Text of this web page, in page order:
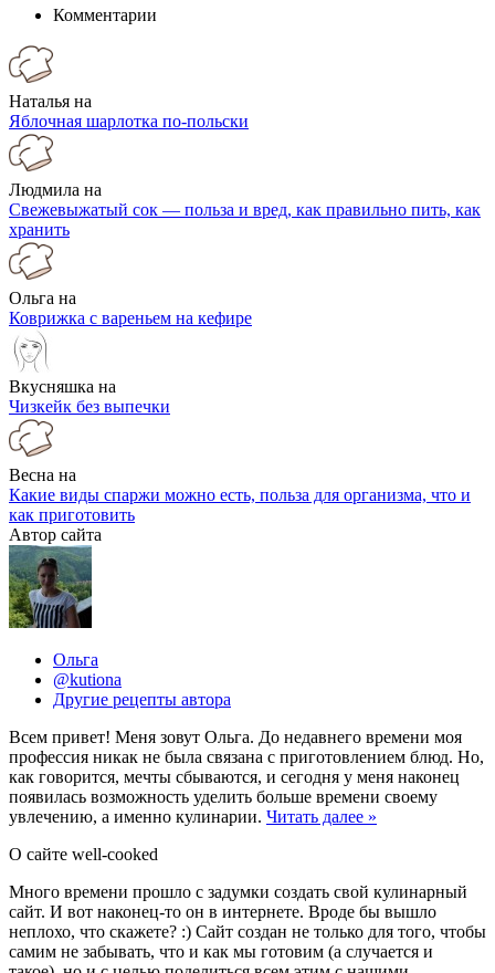
Комментарии
Наталья на
Яблочная шарлотка по-польски
Людмила на
Свежевыжатый сок — польза и вред, как правильно пить, как
хранить
Ольга на
Коврижка с вареньем на кефире
Вкусняшка на
Чизкейк без выпечки
Весна на
Какие виды спаржи можно есть, польза для организма, что и
как приготовить
Автор сайта
Ольга
@kutiona
Другие рецепты автора
Всем привет! Меня зовут Ольга. До недавнего времени моя
профессия никак не была связана с приготовлением блюд. Но,
как говорится, мечты сбываются, и сегодня у меня наконец
появилась возможность уделить больше времени своему
увлечению, а именно кулинарии. Читать далее »
О сайте well-cooked
Много времени прошло с задумки создать свой кулинарный
сайт. И вот наконец-то он в интернете. Вроде бы вышло
неплохо, что скажете? :) Сайт создан не только для того, чтобы
самим не забывать, что и как мы готовим (а случается и